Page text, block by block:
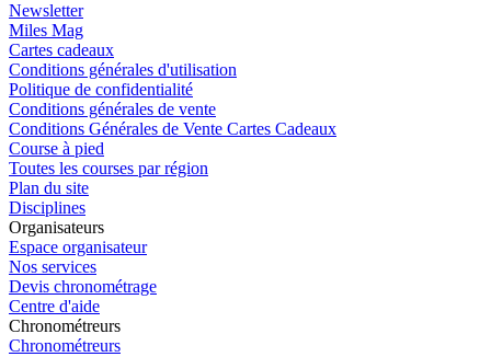
Newsletter
Miles Mag
Cartes cadeaux
Conditions générales d'utilisation
Politique de confidentialité
Conditions générales de vente
Conditions Générales de Vente Cartes Cadeaux
Course à pied
Toutes les courses par région
Plan du site
Disciplines
Organisateurs
Espace organisateur
Nos services
Devis chronométrage
Centre d'aide
Chronométreurs
Chronométreurs